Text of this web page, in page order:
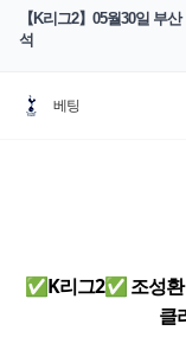
【K리그2】05월30일 부
석
베팅
✅K리그2✅ 조성환
클